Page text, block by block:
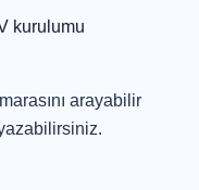
kurulumu
arayabilir